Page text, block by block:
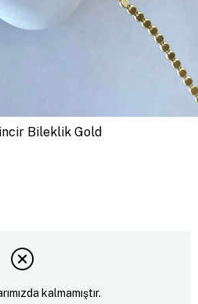
Bileklik Gold
kalmamıştır.